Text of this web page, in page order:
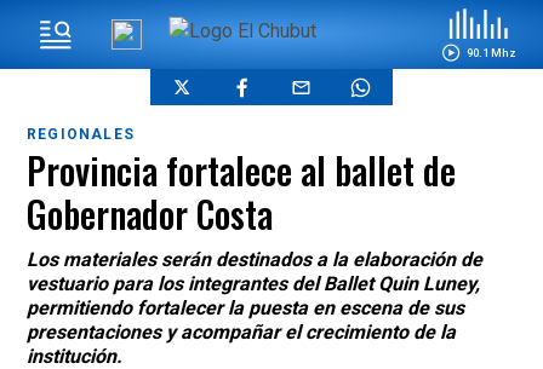
90.1 Mhz
REGIONALES
Provincia fortalece al ballet de
Gobernador Costa
Los materiales serán destinados a la elaboración de
vestuario para los integrantes del Ballet Quin Luney,
permitiendo fortalecer la puesta en escena de sus
presentaciones y acompañar el crecimiento de la
institución.